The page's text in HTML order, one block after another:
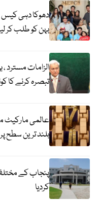
دھوکا دہی کیس
بہن کو طلب کر
الزامات مسترد
تبصرہ کرنے کا
بلند ترین سطح
پنجاب کے مختلف
کردیا